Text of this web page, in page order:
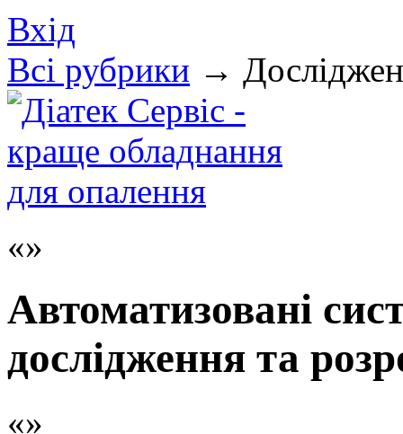
Вхід
Всi рубрики →
Автоматизовані
дослідження та